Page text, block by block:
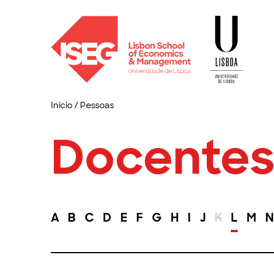
Início/ Pessoas
Docentes
A B C D E F G H I J K L M N